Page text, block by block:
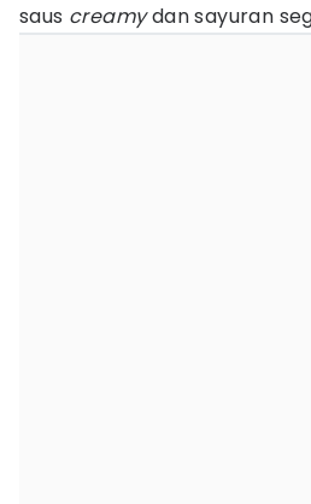
saus creamydan sayuran